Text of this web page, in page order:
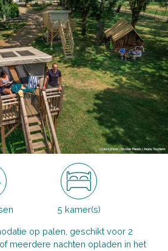
5 kamer(s)
op palen, geschikt voor 2
meerdere nachten opladen in het